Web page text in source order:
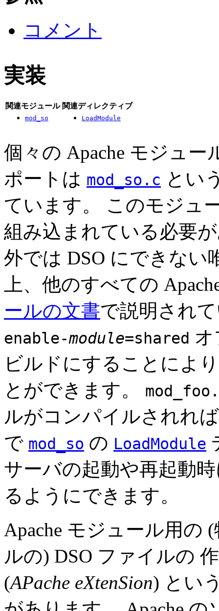
コメント
実装
関連モジュール 関連ディレクティブ
mod_so LoadModule
個々の Apache モジュ
ポートは mod_so.c とい
ています。 このモジュ
組み込まれている必要
外では DSO にできない
上、他のすべての
ールの文書で説明され
enable-module=shared オ
ビルドにすることによ
とができます。
ルがコンパイルされれ
で mod_so の LoadModule
サーバの起動や再起動
るようにできます。
Apache モジュール用の
ルの) DSO ファイルの
(APache eXtenSion) とい